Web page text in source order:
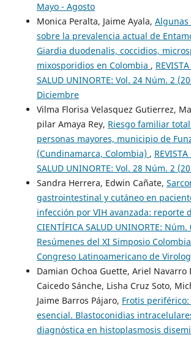
Mayo - Agosto
Monica Peralta, Jaime Ayala, Algunas
sobre la prevalencia actual de
Giardia duodenalis, coccidios,
mixosporidios en Colombia ,
SALUD UNINORTE: Vol. 24 Núm. 2
Diciembre
Vilma Florisa Velasquez Gutierrez,
pilar Amaya Rey, Riesgo familiar
personas mayores, municipio de
(Cundinamarca, Colombia) ,
SALUD UNINORTE: Vol. 28 Núm. 2
Sandra Herrera, Edwin Cañate,
gastrointestinal y cutáneo en
infección por VIH avanzada: reporte
CIENTÍFICA SALUD UNINORTE: Núm.
Resúmenes del XI Simposio
Congreso Latinoamericano de
Damian Ochoa Guette, Ariel Navarro
Caicedo Sánche, Lisha Cruz Soto,
Jaime Barros Pájaro, Frotis
esencial. Blastoconidias
diagnóstica en histoplasmosis